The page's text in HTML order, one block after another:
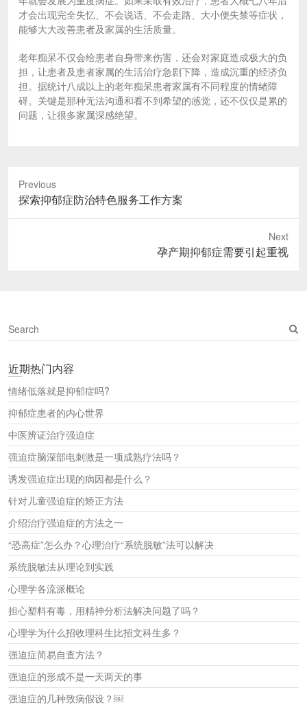
才会出现完全失忆、不会说话、不会走路、大小便失禁等症状，
能够大大改善患者及家属的生活质量。
老年痴呆不仅会给患者自身带来伤害，还会对家庭造成极大的负
担，让患者及患者家属的生活治疗急剧下降，造成沉重的经济负
担。据统计八成以上的老年痴呆患者家属有不同程度的情绪障
碍。关键是那种无法沟通和看不到希望的感觉，还不仅仅是累的
问题，让很多家属深感绝望。
Previous
Previous
post:
探索抑郁症防治特色服务工作方案
Next
孕产期抑郁症需要引起重视
S
e
r
c
h
近期热门内容
情绪低落就是抑郁症吗?
抑郁症患者的内心世界
中医辨证治疗强迫症
强迫症脑深部电刺激是一项成熟疗法吗？
诱发强迫症出现的病因都是什么？
针对儿童强迫症的矫正方法
介绍治疗强迫症的方法之一
“恐高症”怎么办？心理治疗“系统脱敏”法可以解决
系统脱敏法从理论到实践
心理学各流派概论
担心塑料有毒，用精神分析法解决问题了吗？
心理学为什么招收理科生比招文科生多？
强迫症简易自查方法？
强迫症的形成不是一天两天的事
强迫症的几种致病假设？￼